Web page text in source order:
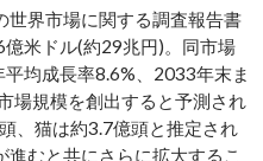
界市場に関する調査報告書
米ドル(約29兆円)。同市場
均成長率8.6%、2033年末ま
場規模を創出すると予測され
、猫は約3.7億頭と推定され
むと共にさらに拡大するこ